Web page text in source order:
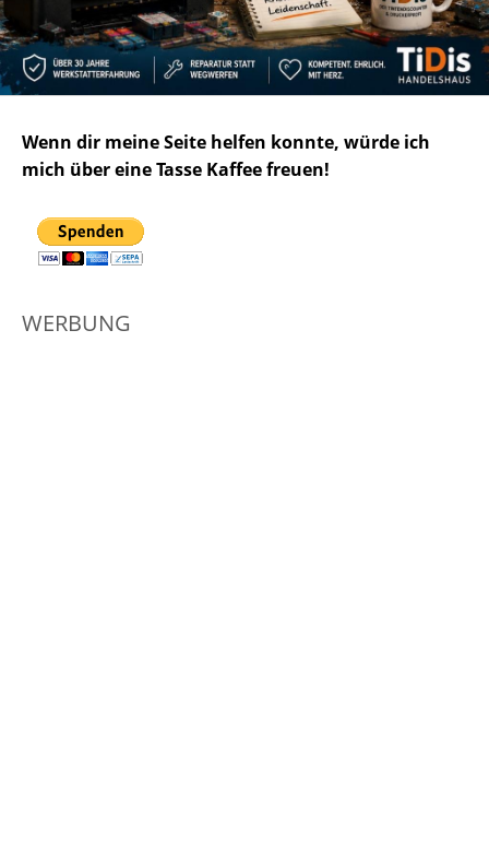
Wenn dir meine Seite helfen konnte, würde ich
mich über eine Tasse Kaffee freuen!
WERBUNG